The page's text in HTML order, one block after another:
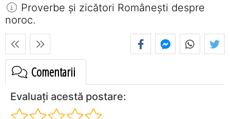
Proverbe și zicători Româneşti despre
noroc.
Comentarii
Evaluați acestă postare: